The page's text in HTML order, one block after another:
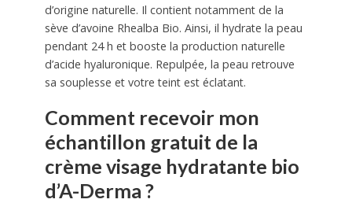
d’origine naturelle. Il contient notamment de la
sève d’avoine Rhealba Bio. Ainsi, il hydrate la peau
pendant 24 h et booste la production naturelle
d’acide hyaluronique. Repulpée, la peau retrouve
sa souplesse et votre teint est éclatant.
Comment recevoir mon
échantillon gratuit de la
crème visage hydratante bio
d’A-Derma ?